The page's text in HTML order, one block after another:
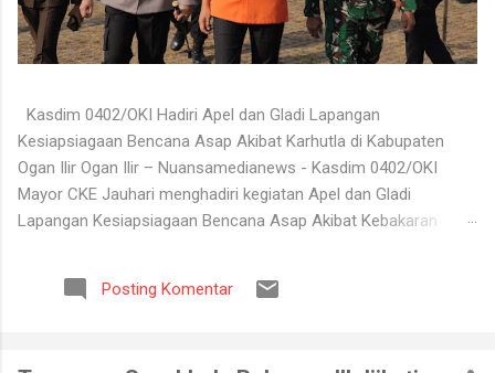
Kasdim 0402/OKI Hadiri Apel dan Gladi Lapangan
Kesiapsiagaan Bencana Asap Akibat Karhutla di Kabupaten
Ogan Ilir Ogan Ilir – Nuansamedianews - Kasdim 0402/OKI
Mayor CKE Jauhari menghadiri kegiatan Apel dan Gladi
Lapangan Kesiapsiagaan Bencana Asap Akibat Kebakaran
yang digelar di Lapangan Upacara Komplek Perkantoran
Terpadu (KPT) Tanjung Senai, Kabupaten Ogan Ilir, Selasa
Posting Komentar